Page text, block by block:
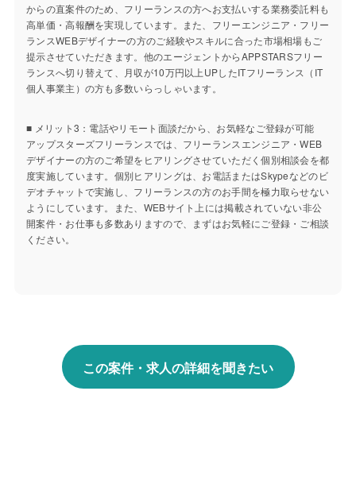
からの直案件のため、フリーランスの方へお支払いする業務委託料も
高単価・高報酬を実現しています。また、フリーエンジニア・フリー
ランスWEBデザイナーの方のご経験やスキルに合った市場相場もご
提示させていただきます。他のエージェントからAPPSTARSフリー
ランスへ切り替えて、月収が10万円以上UPしたITフリーランス（IT
個人事業主）の方も多数いらっしゃいます。
■ メリット3：電話やリモート面談だから、お気軽なご登録が可能
アップスターズフリーランスでは、フリーランスエンジニア・WEB
デザイナーの方のご希望をヒアリングさせていただく個別相談会を都
度実施しています。個別ヒアリングは、お電話またはSkypeなどのビ
デオチャットで実施し、フリーランスの方のお手間を極力取らせない
ようにしています。また、WEBサイト上には掲載されていない非公
開案件・お仕事も多数ありますので、まずはお気軽にご登録・ご相談
ください。
この案件・求人の詳細を聞きたい